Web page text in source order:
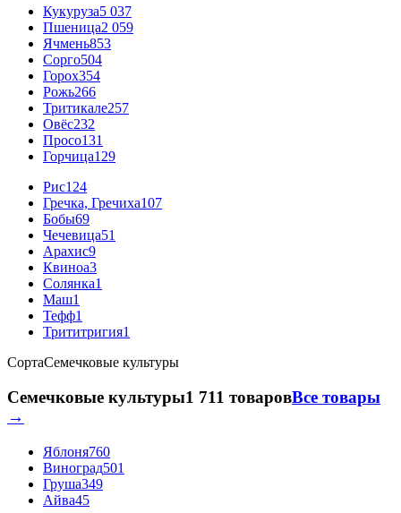
Кукуруза5 037
Пшеница2 059
Ячмень853
Сорго504
Горох354
Рожь266
Тритикале257
Овёс232
Просо131
Горчица129
Рис124
Гречка, Гречиха107
Бобы69
Чечевица51
Арахис9
Квиноа3
Солянка1
Маш1
Тефф1
Трититригия1
СортаСемечковые культуры
Семечковые культуры1 711 товаровВсе товары
→
Яблоня760
Виноград501
Груша349
Айва45